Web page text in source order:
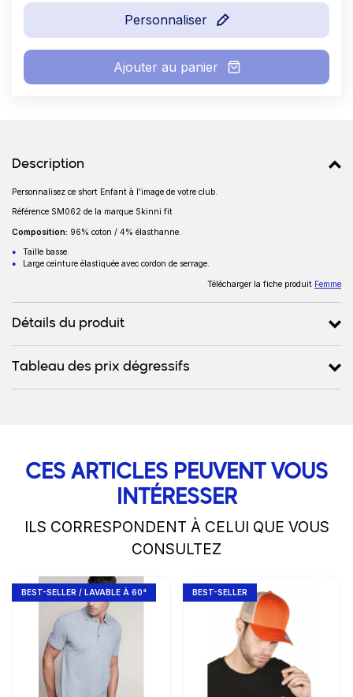
Personnaliser
Ajouter au panier
Détails produits
Description
Description
Personnalisez ce short Enfant à l'image de votre club.
Référence SM062 de la marque Skinni fit
Composition: 96% coton / 4% élasthanne.
Taille basse.
Large ceinture élastiquée avec cordon de serrage.
Télécharger la fiche produit Femme
Détails du produit
Tableau des prix dégressifs
CES ARTICLES PEUVENT VOUS
INTÉRESSER
ILS CORRESPONDENT À CELUI QUE VOUS
CONSULTEZ
slide1 to 2of 5
BEST-SELLER / LAVABLE À 60°
Go to product page BEST-SELLER
Go to product page